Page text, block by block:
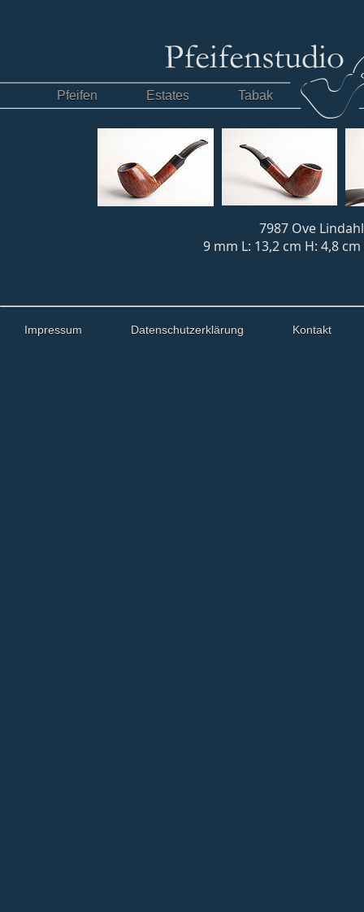
Pfeifen Estates Tabak
7987 Ove
9 mm L: 13,2 cm H: 4,8
Impressum Datenschutzerklärung Kontakt